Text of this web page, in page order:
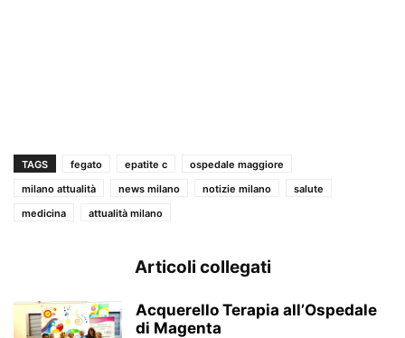
TAGS fegato epatite c
ospedale maggiore
milano attualità
news milano notizie milano
salute
medicina
attualità milano
Articoli collegati
Acquerello Terapia all’Ospedale
di Magenta